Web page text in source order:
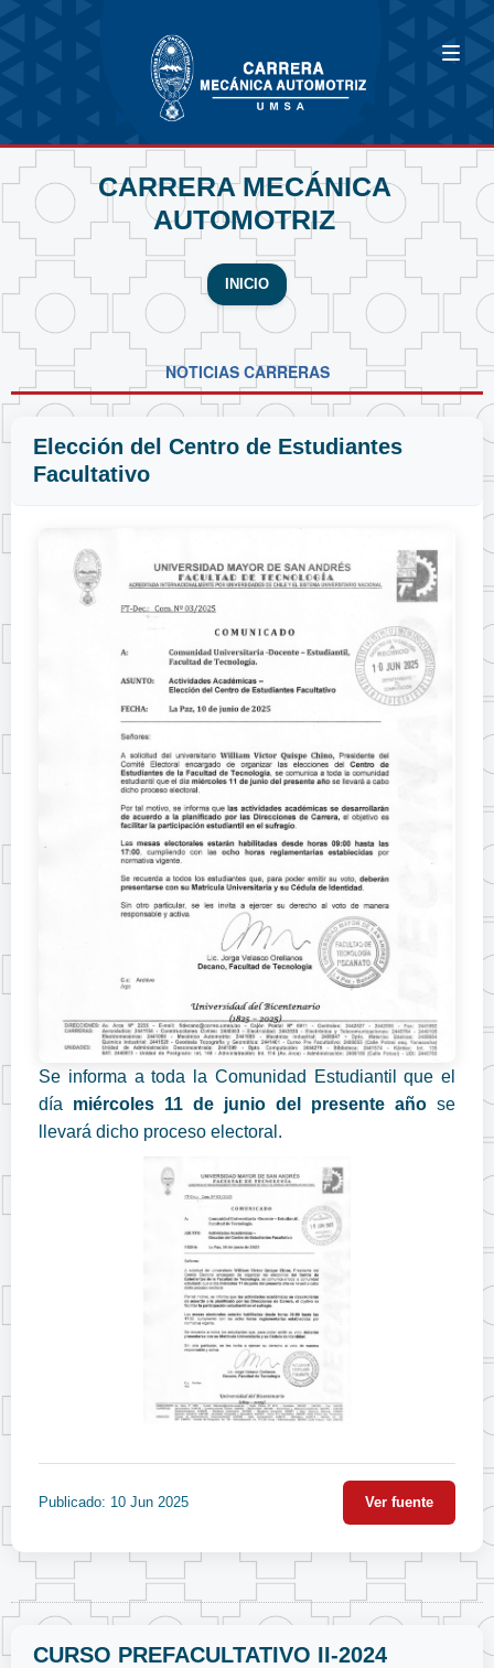
CARRERA MECÁNICA
AUTOMOTRIZ
INICIO
NOTICIAS CARRERAS
Elección del Centro de Estudiantes
Facultativo
Se informa a toda la Comunidad Estudiantil que el
día miércoles 11 de junio del presente año se
llevará dicho proceso electoral.
Publicado: 10 Jun 2025 Ver fuente
CURSO PREFACULTATIVO II-2024